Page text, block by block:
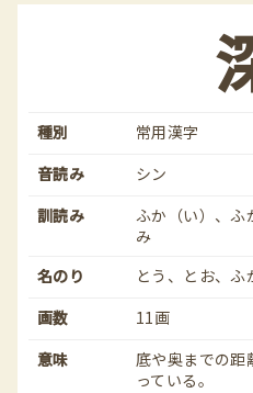
種別
常用漢字
音読み
シン
訓読み
ふか（い）、ふ
み
名のり
とう、とお、ふ
画数
11画
意味
底や奥までの距
っている。